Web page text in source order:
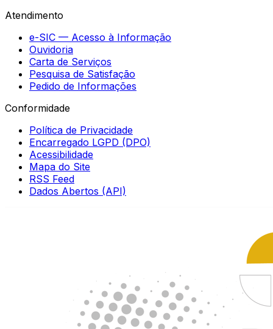
Atendimento
e-SIC — Acesso à Informação
Ouvidoria
Carta de Serviços
Pesquisa de Satisfação
Pedido de Informações
Conformidade
Política de Privacidade
Encarregado LGPD (DPO)
Acessibilidade
Mapa do Site
RSS Feed
Dados Abertos (API)